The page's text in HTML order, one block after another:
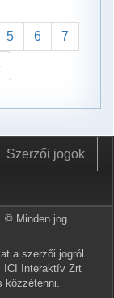
5 6 7
Szerzői jogok
© Minden jog
a szerzői jogról
ICI Interaktív Zrt